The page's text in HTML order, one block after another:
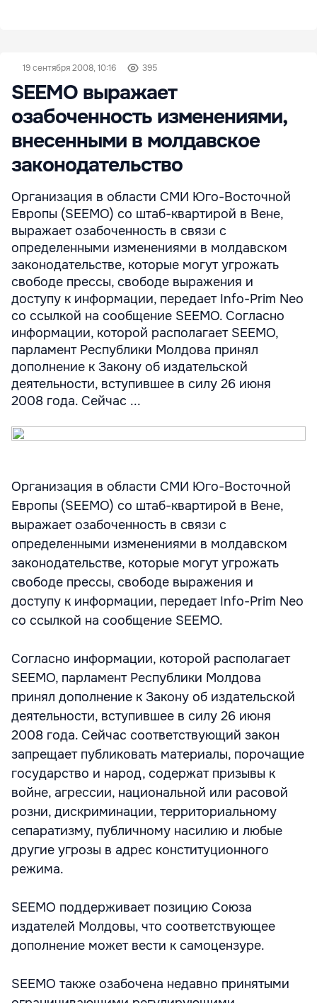
19 сентября 2008, 10:16 395
SEEMO выражает
озабоченность изменениями,
внесенными в молдавское
законодательство
Организация в области СМИ Юго-Восточной
Европы (SEEMO) со штаб-квартирой в Вене,
выражает озабоченность в связи с
определенными изменениями в молдавском
законодательстве, которые могут угрожать
свободе прессы, свободе выражения и
доступу к информации, передает Info-Prim Neo
со ссылкой на сообщение SEEMO. Согласно
информации, которой располагает SEEMO,
парламент Республики Молдова принял
дополнение к Закону об издательской
деятельности, вступившее в силу 26 июня
2008 года. Сейчас ...
Организация в области СМИ Юго-Восточной
Европы (SEEMO) со штаб-квартирой в Вене,
выражает озабоченность в связи с
определенными изменениями в молдавском
законодательстве, которые могут угрожать
свободе прессы, свободе выражения и
доступу к информации, передает Info-Prim Neo
со ссылкой на сообщение SEEMO.
Согласно информации, которой располагает
SEEMO, парламент Республики Молдова
принял дополнение к Закону об издательской
деятельности, вступившее в силу 26 июня
2008 года. Сейчас соответствующий закон
запрещает публиковать материалы, порочащие
государство и народ, содержат призывы к
войне, агрессии, национальной или расовой
розни, дискриминации, территориальному
сепаратизму, публичному насилию и любые
другие угрозы в адрес конституционного
режима.
SEEMO поддерживает позицию Союза
издателей Молдовы, что соответствующее
дополнение может вести к самоцензуре.
SEEMO также озабочена недавно принятыми